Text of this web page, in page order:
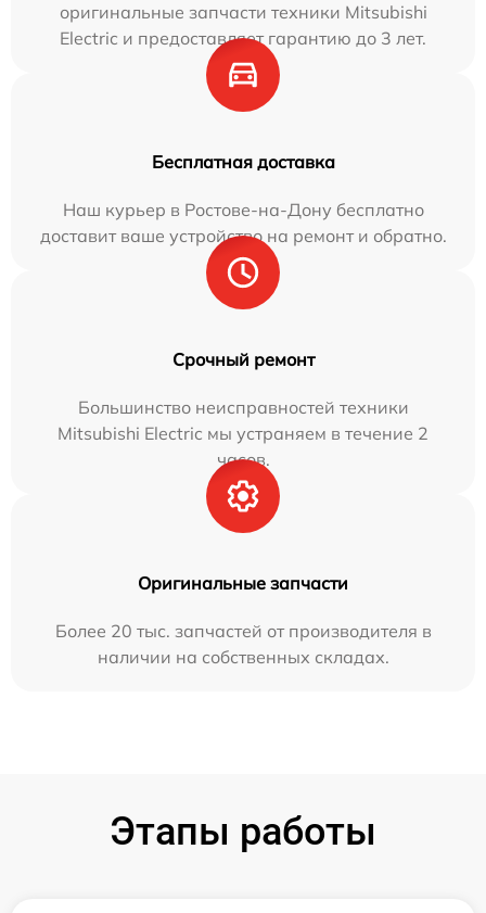
оригинальные запчасти техники Mitsubishi
Electric и предоставляет гарантию до 3 лет.
Бесплатная доставка
Наш курьер в Ростове-на-Дону бесплатно
доставит ваше устройство на ремонт и обратно.
Срочный ремонт
Большинство неисправностей техники
Mitsubishi Electric мы устраняем в течение 2
часов.
Оригинальные запчасти
Более 20 тыс. запчастей от производителя в
наличии на собственных складах.
Этапы работы